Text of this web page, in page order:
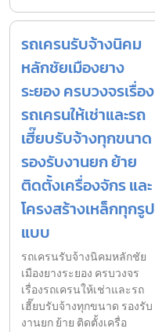
รถเครนรับจ้างนิคม
หลักชัยเมืองยาง
ระยอง ครบวงจรเรื่อง
รถเครนให้เช่าและรถ
เฮี๊ยบรับจ้างทุกขนาด
รองรับงานยก ย้าย
ติดตั้งเครื่องจักร และ
โครงสร้างเหล็กทุกรูป
แบบ
รถเครนรับจ้างนิคมหลักชัย
เมืองยางระยอง ครบวงจร
เรื่องรถเครนให้เช่าและรถ
เฮี๊ยบรับจ้างทุกขนาด รองรับ
งานยก ย้าย ติดตั้งเครื่อ